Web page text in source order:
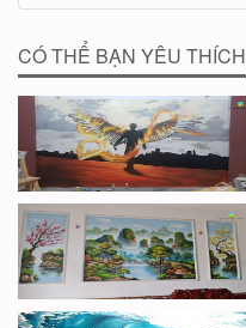
CÓ THỂ BẠN YÊU THÍCH